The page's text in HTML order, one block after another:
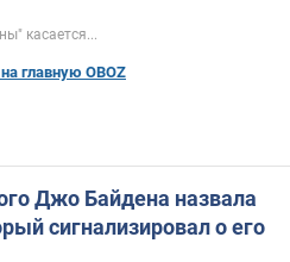
касается...
главную OBOZ
Джо Байдена назвала
сигнализировал о его